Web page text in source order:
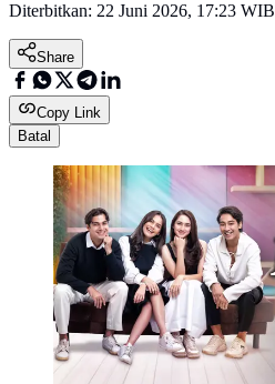
Diterbitkan: 22 Juni 2026, 17:23 WIB
Share
Copy Link
Batal